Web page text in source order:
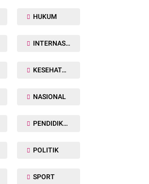
HUKUM
INTERNASIONAL
KESEHATAN TUBUH
NASIONAL
PENDIDIKAN
POLITIK
SPORT